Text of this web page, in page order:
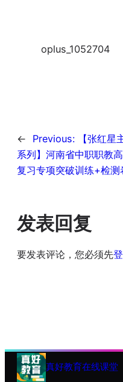
oplus_1052704
← Previous:
【张红星
系列】河南省中职职教
复习专项突破训练+检测
发表回复
要发表评论，您必须先
真好教育在线课堂
搜